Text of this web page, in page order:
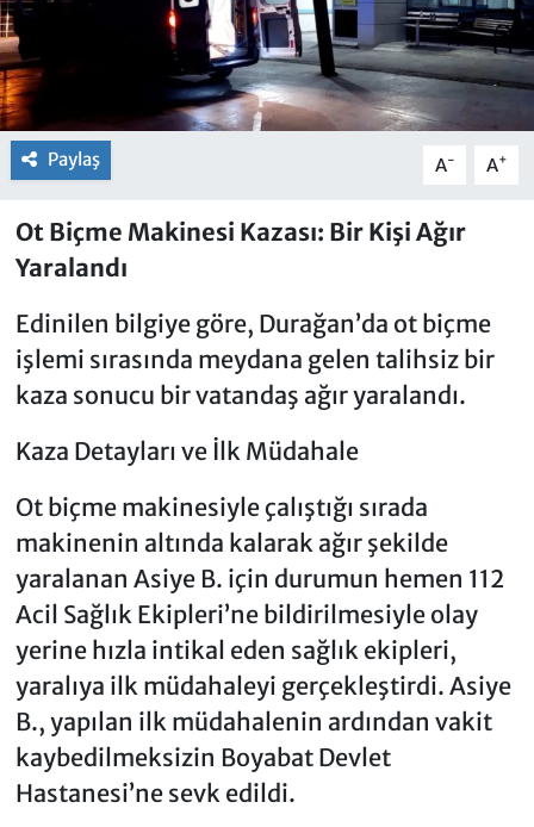
Paylaş A- A+
Ot Biçme Makinesi Kazası: Bir Kişi Ağır
Yaralandı
Edinilen bilgiye göre, Durağan’da ot biçme
işlemi sırasında meydana gelen talihsiz bir
kaza sonucu bir vatandaş ağır yaralandı.
Kaza Detayları ve İlk Müdahale
Ot biçme makinesiyle çalıştığı sırada
makinenin altında kalarak ağır şekilde
yaralanan Asiye B. için durumun hemen 112
Acil Sağlık Ekipleri’ne bildirilmesiyle olay
yerine hızla intikal eden sağlık ekipleri,
yaralıya ilk müdahaleyi gerçekleştirdi. Asiye
B., yapılan ilk müdahalenin ardından vakit
kaybedilmeksizin Boyabat Devlet
Hastanesi’ne sevk edildi.